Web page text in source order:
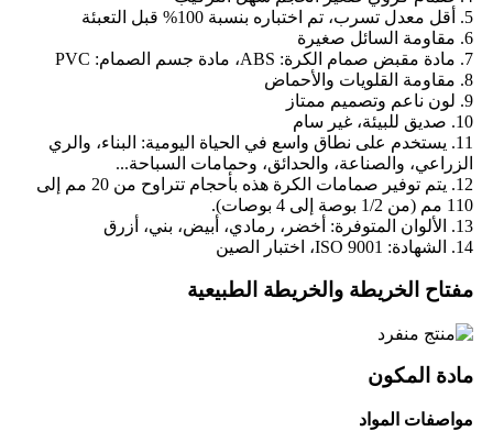
5. أقل معدل تسرب، تم اختباره بنسبة 100% قبل التعبئة
6. مقاومة السائل صغيرة
7. مادة مقبض صمام الكرة: ABS، مادة جسم الصمام: PVC
8. مقاومة القلويات والأحماض
9. لون ناعم وتصميم ممتاز
10. صديق للبيئة، غير سام
11. يستخدم على نطاق واسع في الحياة اليومية: البناء، والري
الزراعي، والصناعة، والحدائق، وحمامات السباحة...
12. يتم توفير صمامات الكرة هذه بأحجام تتراوح من 20 مم إلى
110 مم (من 1/2 بوصة إلى 4 بوصات).
13. الألوان المتوفرة: أخضر، رمادي، أبيض، بني، أزرق
14. الشهادة: ISO 9001، اختبار الصين
مفتاح الخريطة والخريطة الطبيعية
مادة المكون
مواصفات المواد